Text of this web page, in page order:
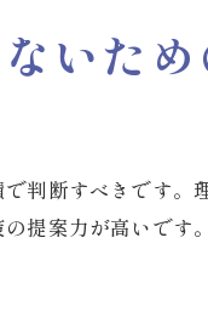
弁護士を選
フォーカスの
フォーカス
弁護士選び
いた
判断すべきです
提案力が高いで